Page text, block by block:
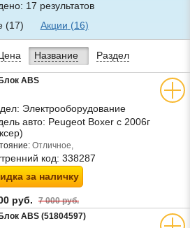
17 результатов
(17) Акции (16)
Название Раздел
Блок ABS
Электрооборудование
авто: Peugeot Boxer с 2006г
Отличное,
код: 338287
за наличку
руб. 7 000 руб.
Блок ABS (51804597)